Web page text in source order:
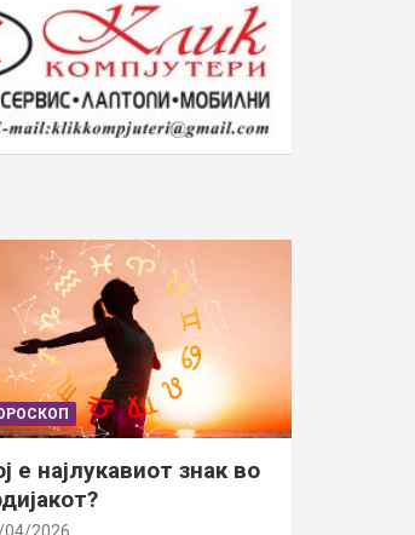
е најлукавиот знак во